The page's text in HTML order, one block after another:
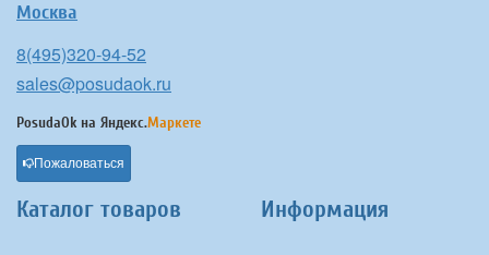
Москва
8(495)320-94-52
sales@posudaok.ru
PosudaOk на Яндекс.Маркете
Пожаловаться
Каталог товаров Информация